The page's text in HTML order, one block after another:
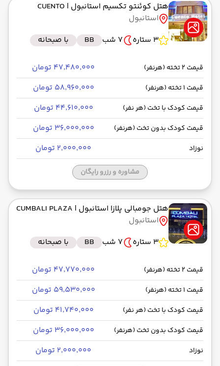
هتل کوئنتو تکسیم استانبول | CUENTO
استانبول
3 ستاره
7 شب BB با صبحانه
قیمت 2 تخته (هرنفر) ۴۷٬۴۸۰٬۰۰۰ تومان
قیمت 1 تخته (هرنفر) ۵۸٬۹۶۰٬۰۰۰ تومان
قیمت کودک با تخت (هر نفر) ۴۴٬۶۱۰٬۰۰۰ تومان
قیمت کودک بدون تخت (هرنفر) ۳۶٬۰۰۰٬۰۰۰ تومان
نوزاد ۲٬۰۰۰٬۰۰۰ تومان
مشاوره و رزرو رایگان
هتل جومبالی پلازا استانبول | CUMBALI PLAZA
استانبول
3 ستاره
7 شب BB با صبحانه
قیمت 2 تخته (هرنفر) ۴۷٬۷۷۰٬۰۰۰ تومان
قیمت 1 تخته (هرنفر) ۵۹٬۵۳۰٬۰۰۰ تومان
قیمت کودک با تخت (هر نفر) ۴۱٬۷۴۰٬۰۰۰ تومان
قیمت کودک بدون تخت (هرنفر) ۳۶٬۰۰۰٬۰۰۰ تومان
نوزاد ۲٬۰۰۰٬۰۰۰ تومان